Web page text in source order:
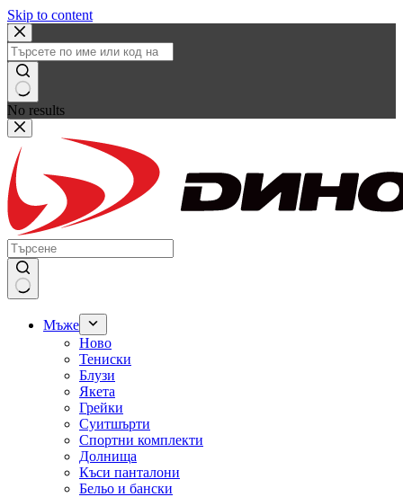
Skip to content
No results
Мъже
Ново
Тениски
Блузи
Якета
Грейки
Суитшърти
Спортни комплекти
Долнища
Къси панталони
Бельо и бански